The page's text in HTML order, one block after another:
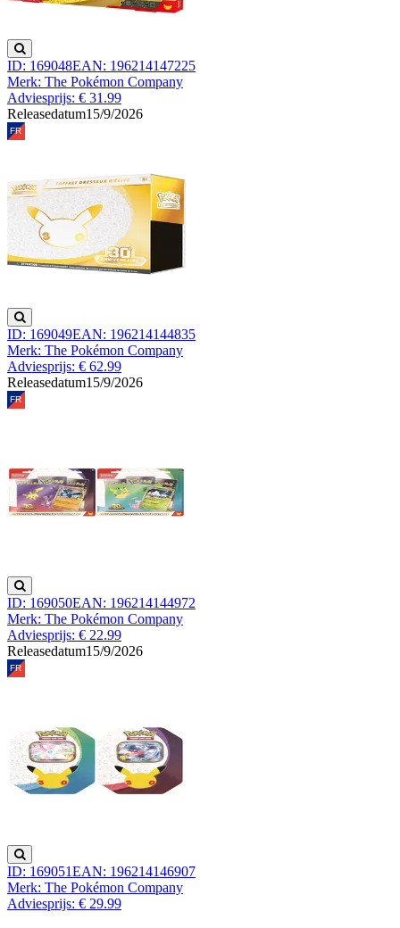
ID: 169048EAN: 196214147225
Merk: The Pokémon Company
Adviesprijs: € 31.99
Releasedatum15/9/2026
ID: 169049EAN: 196214144835
Merk: The Pokémon Company
Adviesprijs: € 62.99
Releasedatum15/9/2026
ID: 169050EAN: 196214144972
Merk: The Pokémon Company
Adviesprijs: € 22.99
Releasedatum15/9/2026
ID: 169051EAN: 196214146907
Merk: The Pokémon Company
Adviesprijs: € 29.99